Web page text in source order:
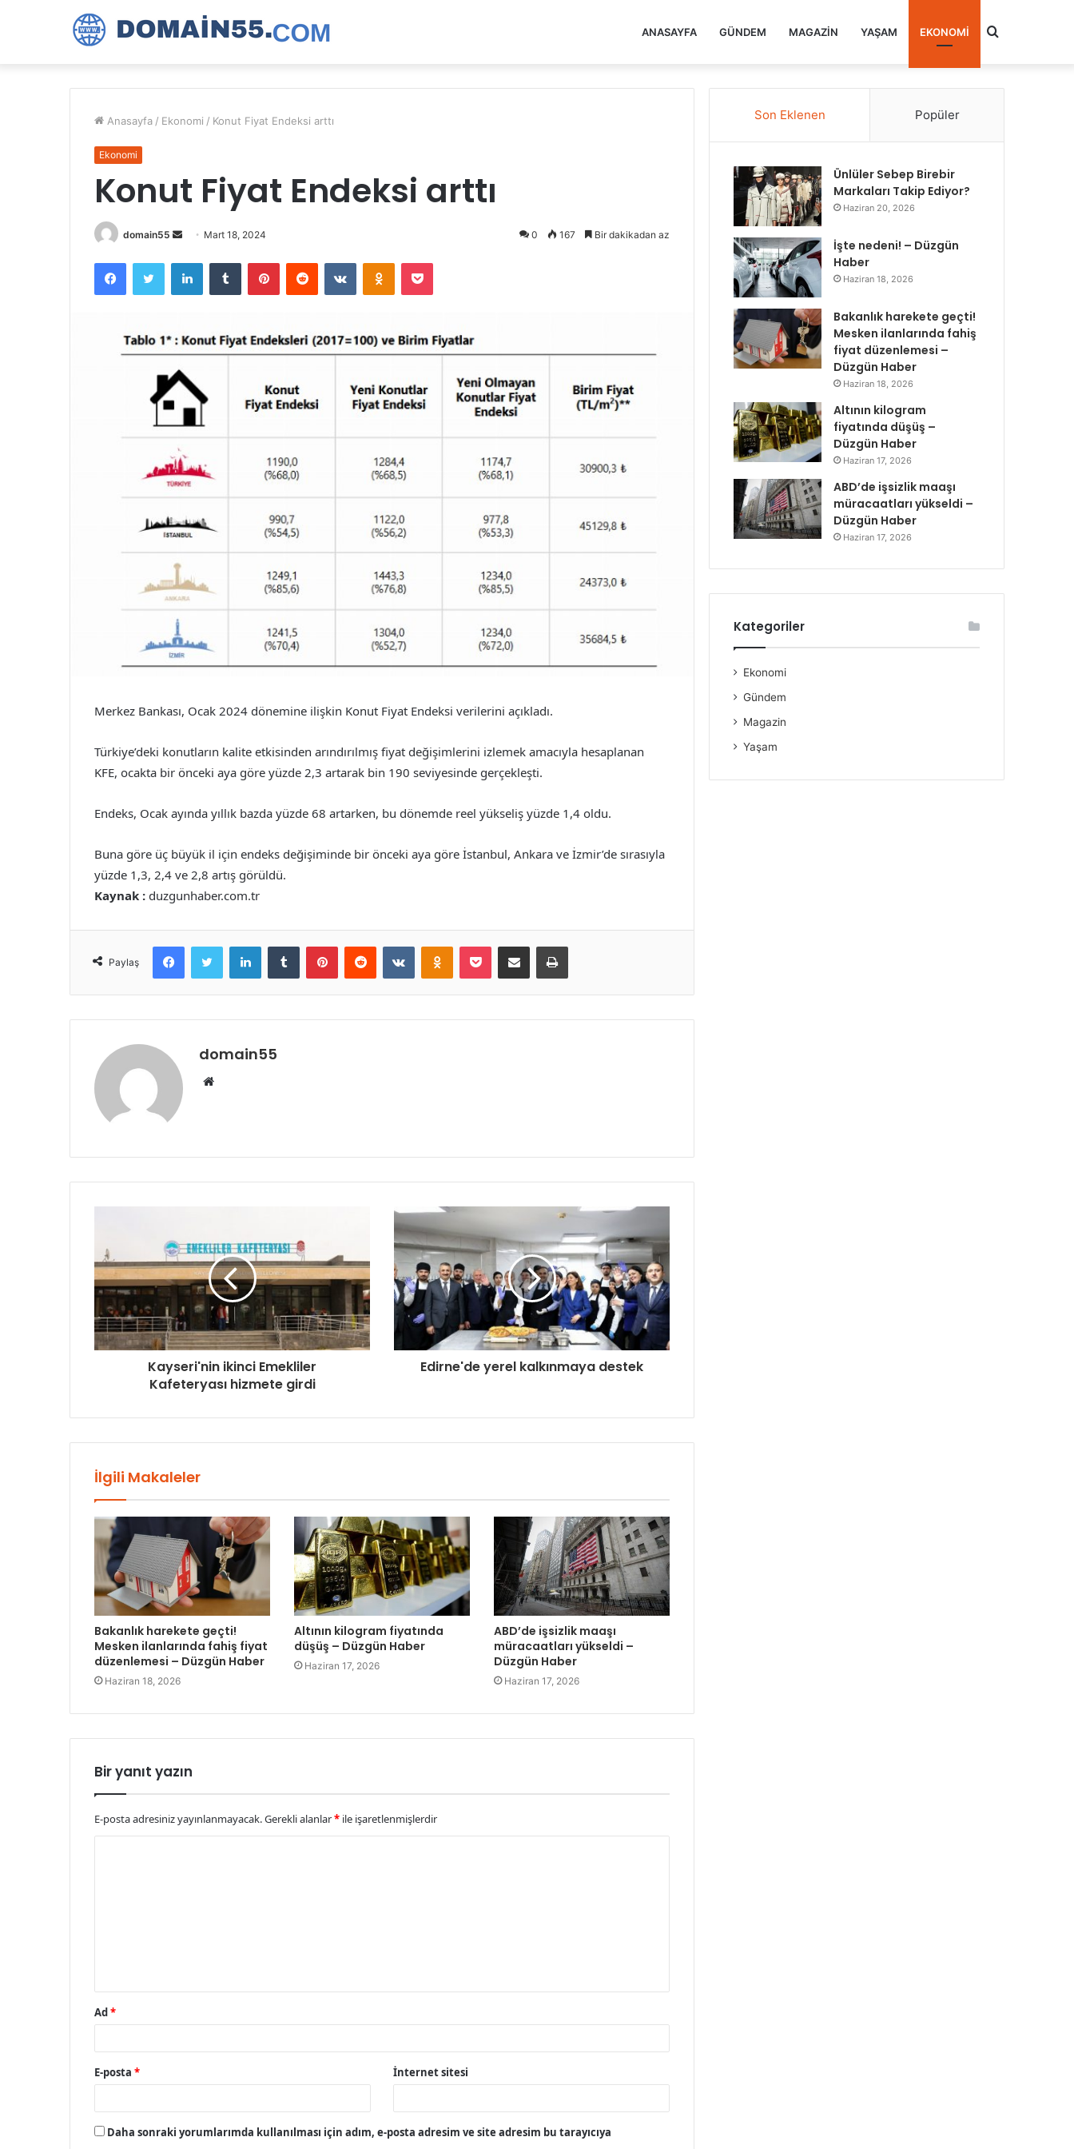
ANASAYFA GÜNDEM MAGAZIN YAŞAM EKONOMI Arama
Anasayfa / Ekonomi / Konut Fiyat Endeksi arttı
Ekonomi
Konut Fiyat Endeksi arttı
domain55
Bir
posta
göndermek
Mart 18, 2024 0 167 Bir dakikadan az
FacebookTwitter LinkedInTumblr PinterestReddit VKontakteOdnoklassniki
Pocket
Merkez Bankası, Ocak 2024 dönemine ilişkin Konut Fiyat Endeksi verilerini açıkladı.
Türkiye’deki konutların kalite etkisinden arındırılmış fiyat değişimlerini izlemek amacıyla hesaplanan
KFE, ocakta bir önceki aya göre yüzde 2,3 artarak bin 190 seviyesinde gerçekleşti.
Endeks, Ocak ayında yıllık bazda yüzde 68 artarken, bu dönemde reel yükseliş yüzde 1,4 oldu.
Buna göre üç büyük il için endeks değişiminde bir önceki aya göre İstanbul, Ankara ve İzmir’de sırasıyla
yüzde 1,3, 2,4 ve 2,8 artış görüldü.
Kaynak : duzgunhaber.com.tr
Paylaş
FacebookTwitter LinkedInTumblr PinterestReddit VKontakteOdnoklassniki
Pocket E-Posta ile paylaş Yazdır
domain55
Web
Kayseri'nin ikinci Emekliler
Kafeteryası hizmete girdi
Edirne'de yerel kalkınmaya destek
İlgili Makaleler
Bakanlık harekete geçti!
Mesken ilanlarında fahiş fiyat
düzenlemesi – Düzgün Haber
Haziran 18, 2026
Altının kilogram fiyatında
düşüş – Düzgün Haber
Haziran 17, 2026
ABD’de işsizlik maaşı
müracaatları yükseldi –
Düzgün Haber
Haziran 17, 2026
Bir yanıt yazın
E-posta adresiniz yayınlanmayacak.Gerekli alanlar* ile işaretlenmişlerdir
Ad*
E-posta * İnternet sitesi
Daha sonraki yorumlarımda kullanılması için adım, e-posta adresim ve site adresim bu tarayıcıya
Son Eklenen Popüler
Ünlüler Sebep Birebir
Markaları Takip Ediyor?
Haziran 20, 2026
İşte nedeni! – Düzgün
Haber
Haziran 18, 2026
Bakanlık harekete geçti!
Mesken ilanlarında fahiş
fiyat düzenlemesi –
Düzgün Haber
Haziran 18, 2026
Altının kilogram
fiyatında düşüş –
Düzgün Haber
Haziran 17, 2026
ABD’de işsizlik maaşı
müracaatları yükseldi –
Düzgün Haber
Haziran 17, 2026
Kategoriler
Ekonomi
Gündem
Magazin
Yaşam